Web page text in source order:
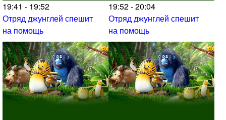
19:41 - 19:52
Отряд джунглей спешит
на помощь
19:52 - 20:04
Отряд джунглей спешит
на помощь